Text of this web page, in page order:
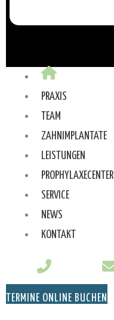
PRAXIS
TEAM
ZAHNIMPLANTATE
LEISTUNGEN
PROPHYLAXECENTER
SERVICE
NEWS
KONTAKT
TERMINE ONLINE BUCHEN